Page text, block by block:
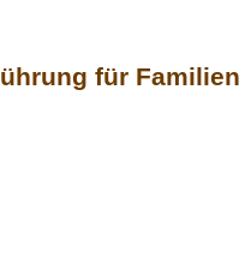
für Familien